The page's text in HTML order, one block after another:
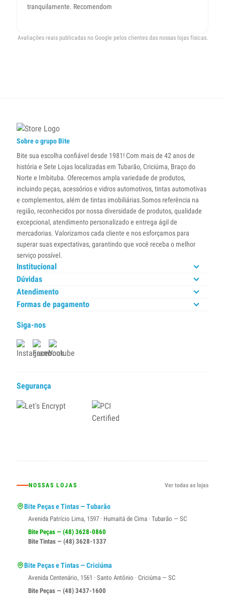
tranquilamente. Recomendom
Avaliações reais publicadas no Google pelos clientes das nossas lojas físicas.
Sobre o grupo Bite
Bite sua escolha confiável desde 1981! Com mais de 42 anos de
história e Sete Lojas localizadas em Tubarão, Criciúma, Braço do
Norte e Imbituba. Oferecemos ampla variedade de produtos,
incluindo peças, acessórios e vidros automotivos, tintas automotivas
e complementos, além de tintas imobiliárias.Somos referência na
região, reconhecidos por nossa diversidade de produtos, qualidade
excepcional, atendimento personalizado e entrega ágil de
mercadorias. Valorizamos cada cliente e nos esforçamos para
superar suas expectativas, garantindo que você receba o melhor
serviço possível.
Institucional
Dúvidas
Atendimento
Formas de pagamento
Siga-nos
Segurança
NOSSAS LOJAS Ver todas as lojas
Bite Peças e Tintas — Tubarão
Avenida Patrício Lima, 1597 · Humaitá de Cima · Tubarão — SC
Bite Peças — (48) 3628-0860
Bite Tintas — (48) 3628-1337
Bite Peças e Tintas — Criciúma
Avenida Centenário, 1561 · Santo Antônio · Criciúma — SC
Bite Peças — (48) 3437-1600